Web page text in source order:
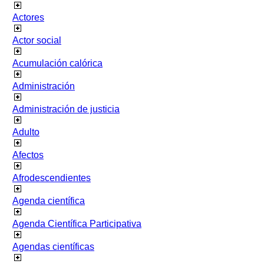
Actores
Actor social
Acumulación calórica
Administración
Administración de justicia
Adulto
Afectos
Afrodescendientes
Agenda científica
Agenda Científica Participativa
Agendas científicas